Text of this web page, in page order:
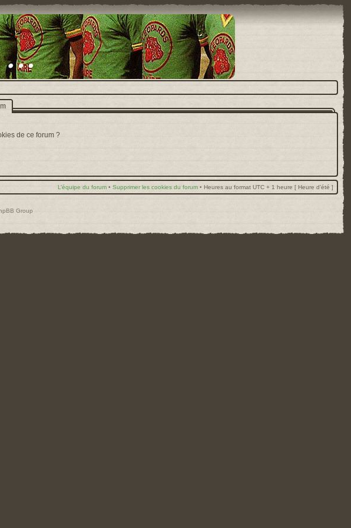
de ce forum ?
L’équipe du forum • Supprimer les cookies du forum • Heures au format UTC + 1 heure [ Heure d’été ]
Group